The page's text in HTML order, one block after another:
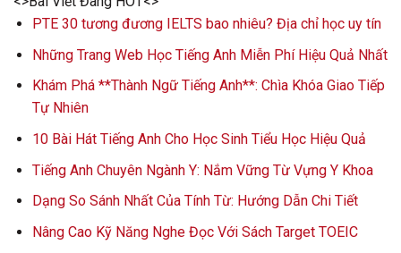
PTE 30 tương đương IELTS bao nhiêu? Địa chỉ học uy tín
Những Trang Web Học Tiếng Anh Miễn Phí Hiệu Quả Nhất
Khám Phá **Thành Ngữ Tiếng Anh**: Chìa Khóa Giao Tiếp
Tự Nhiên
10 Bài Hát Tiếng Anh Cho Học Sinh Tiểu Học Hiệu Quả
Tiếng Anh Chuyên Ngành Y: Nắm Vững Từ Vựng Y Khoa
Dạng So Sánh Nhất Của Tính Từ: Hướng Dẫn Chi Tiết
Nâng Cao Kỹ Năng Nghe Đọc Với Sách Target TOEIC